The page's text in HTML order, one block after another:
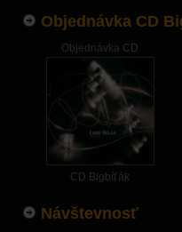
Objednávka CD
Objednávka CD
CD Bigbíťák
Návštevnosť